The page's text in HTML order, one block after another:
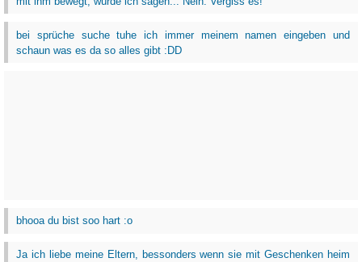
bei sprüche suche tuhe ich immer meinem namen eingeben und
schaun was es da so alles gibt :DD
bhooa du bist soo hart :o
Ja ich liebe meine Eltern, bessonders wenn sie mit Geschenken heim